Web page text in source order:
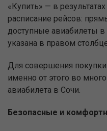
«Купить» — в
расписание рейсов:
доступные авиабилеты в
указана в правом
Для совершения
именно от этого во
авиабилета в Сочи.
Безопасные и